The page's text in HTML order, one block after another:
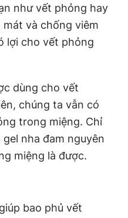
như vết phỏng hay
và chống viêm
lợi cho vết phỏng
dùng cho vết
chúng ta vẫn có
trong miệng. Chỉ
nha đam nguyên
miệng là được.
bao phủ vết